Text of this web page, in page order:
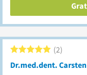
Dr.med.dent.
2